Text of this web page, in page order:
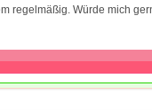
regelmäßig. Würde mich